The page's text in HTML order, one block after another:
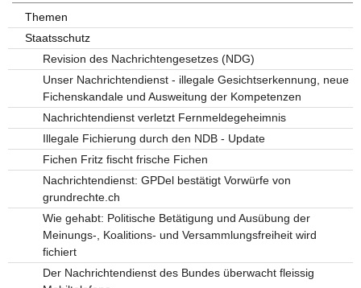
Themen
Staatsschutz
Revision des Nachrichtengesetzes (NDG)
Unser Nachrichtendienst - illegale Gesichtserkennung, neue
Fichenskandale und Ausweitung der Kompetenzen
Nachrichtendienst verletzt Fernmeldegeheimnis
Illegale Fichierung durch den NDB - Update
Fichen Fritz fischt frische Fichen
Nachrichtendienst: GPDel bestätigt Vorwürfe von
grundrechte.ch
Wie gehabt: Politische Betätigung und Ausübung der
Meinungs-, Koalitions- und Versammlungsfreiheit wird
fichiert
Der Nachrichtendienst des Bundes überwacht fleissig